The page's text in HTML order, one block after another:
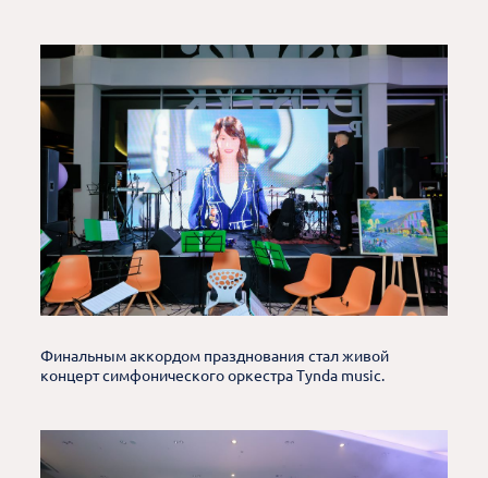
Финальным аккордом празднования стал живой
концерт симфонического оркестра Tynda music.